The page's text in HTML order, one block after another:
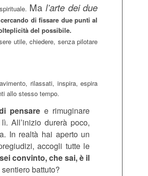
Mal’arte dei due
di fissare due punti al
del possibile.
utile, chiedere, senza pilotare
rilassati, inspira, espira
allo stesso tempo.
pensare e rimuginare
All’inizio durerà poco,
In realtà hai aperto un
accogli tutte le
convinto, che sai, è il
battuto?